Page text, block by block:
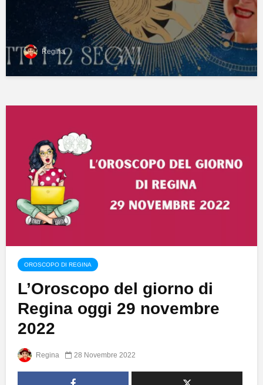
Regina
OROSCOPO DI REGINA
L’Oroscopo del giorno di
Regina oggi 29 novembre
2022
Regina 28 Novembre 2022